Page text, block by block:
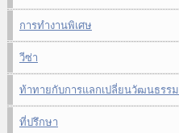
การทำงานพิเศษ
วีซ่า
ท้าทายกับการแลกเปลี่ยนวัฒนธรรม
ที่ปรึกษา